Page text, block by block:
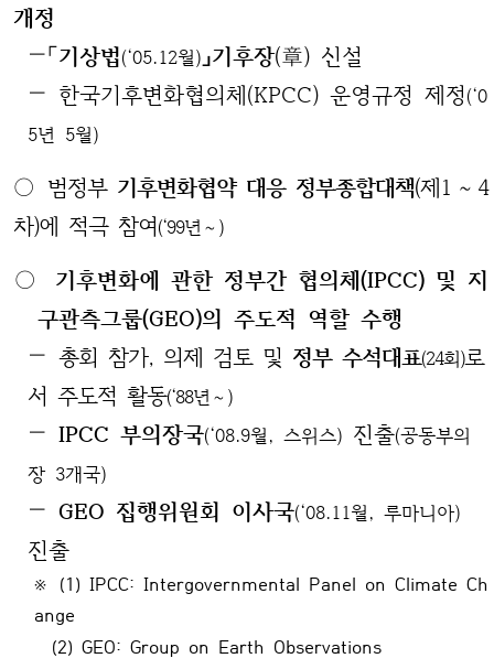
개정
—「기상법(‘05.12월)」기후장(章) 신설
— 한국기후변화협의체(KPCC) 운영규정 제정(‘0
5년 5월)
○ 범정부 기후변화협약 대응 정부종합대책(제1～4
차)에 적극 참여(‘99년～)
○ 기후변화에 관한 정부간 협의체(IPCC) 및 지
구관측그룹(GEO)의 주도적 역할 수행
— 총회 참가, 의제 검토 및 정부 수석대표(24회)로
서 주도적 활동(‘88년～)
— IPCC 부의장국(‘08.9월, 스위스)진출(공동부의
장 3개국)
— GEO 집행위원회 이사국(‘08.11월, 루마니아)
진출
※ (1) IPCC: Intergovernmental Panel on Climate Ch
ange
(2) GEO: Group on Earth Observations